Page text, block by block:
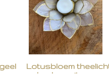
Lotusbloem